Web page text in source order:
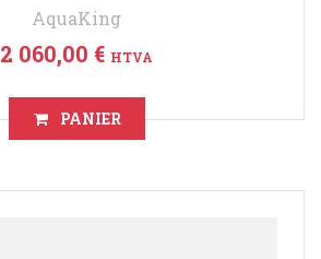
AquaKing
2 060,00 € HTVA
PANIER